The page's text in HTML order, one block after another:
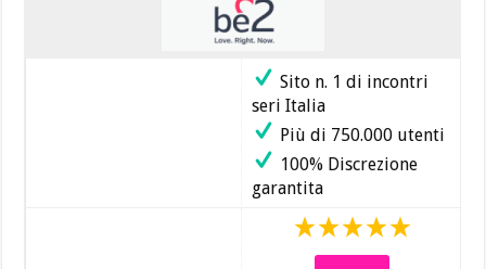
Sito n. 1 di incontri
seri Italia
Più di 750.000 utenti
100% Discrezione
garantita